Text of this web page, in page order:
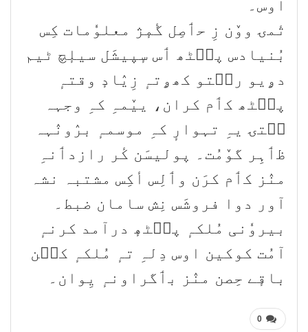
اوس۔
تٔمۍ ووٚن زِ حٲصِل گٔمٕژ معلوٗمات کِس
بُنیادس پٮ۪ٹھ ٲس سٕپیشَل سیلٕچ ٹیم
دۄیو رٮ۪تو کھۄتہٕ زِیٛادٕ وقتہٕ
پٮ۪ٹھ کٲم کران، ییٚمہِ کہِ وجہہ
سۭتۍ یہِ تہوارٕ کہِ موسمہٕ برٛونٛہہ
ظٲہِر گوٚمُت۔ پولیسَن کٔر رازدٲنہِ
منٛز کٲم کرَن وٲلِس أکِس مشتبہ نشہ
آور دوا فروشَس نِش سامان ضبط۔
بیروٗنی مُلکہٕ پٮ۪ٹھٕ درآمد کرنہٕ
آمُت کوکین اوس دِلہِ تہٕ مُلکہٕ کٮ۪ن
باقٕے حِصن منٛز بٲگراونہٕ یِوان۔
0